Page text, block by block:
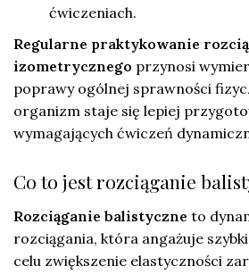
ćwiczeniach.
Regularne praktykowanie
izometrycznego przynosi
poprawy ogólnej sprawności
organizm staje się lepiej
wymagających ćwiczeń
Co to jest rozciąganie
Rozciąganie balistyczne to
rozciągania, która angażuje
celu zwiększenie elastyczności